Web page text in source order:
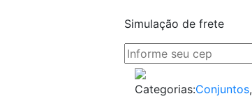
Simulação de frete
Categorias:Conjuntos,